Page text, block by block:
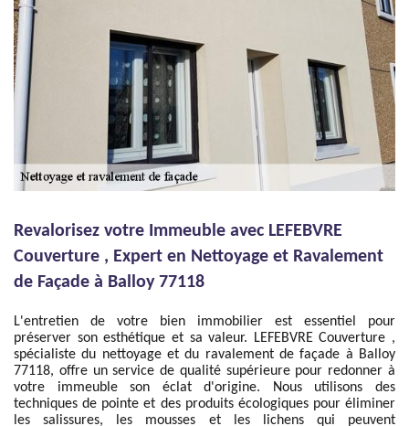
Revalorisez votre Immeuble avec LEFEBVRE
Couverture , Expert en Nettoyage et Ravalement
de Façade à Balloy 77118
L'entretien de votre bien immobilier est essentiel pour
préserver son esthétique et sa valeur. LEFEBVRE Couverture ,
spécialiste du nettoyage et du ravalement de façade à Balloy
77118, offre un service de qualité supérieure pour redonner à
votre immeuble son éclat d'origine. Nous utilisons des
techniques de pointe et des produits écologiques pour éliminer
les salissures, les mousses et les lichens qui peuvent